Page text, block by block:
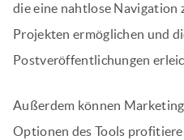
die eine nahtlose Navigation
Projekten ermöglichen und
Postveröffentlichungen
Außerdem können
Optionen des Tools